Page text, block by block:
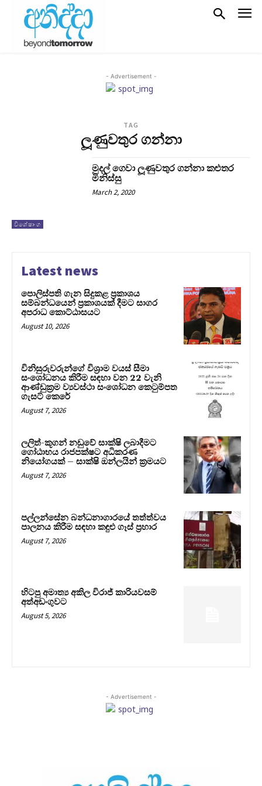
- Advertisement -
TAG
ලූණුවතුර ගන්නා
විශේෂාංග
මුදල් ගෙවා ලූණුවතුර ගන්නා කළුතර
මිනිස්සු
March 2, 2020
Latest news
පොලිස්පති ගැන සිදුකළ ප්‍රකාශය
සම්බන්ධයෙන් ප්‍රකාශයක් දීමට සාගර
අපරාධ කොට්ඨාසයට
August 10, 2026
විනිසුරුවරුන්ගේ විශ්‍රාම වයස් සීමා
සංශෝධනය කිරීම සඳහා වන 22 වැනි
ආණ්ඩුක්‍රම ව්‍යවස්ථා සංශෝධන කෙටුම්පත
ගැසට් කෙරේ
August 7, 2026
ලලිත්-කූගන් නඩුවේ සාක්ෂි ලබාදීමට
ගෝඨාභය රාජපක්ෂට අධිකරණ
නියෝගයක් – සාක්ෂි ඔන්ලයින් ක්‍රමයට
August 7, 2026
පල්ලන්සේන බන්ධනාගාරයේ තත්ත්වය
පාලනය කිරීම සඳහා කඳුළු ගෑස් ප්‍රහාර
August 7, 2026
හිටපු අමාත්‍ය අකිල විරාජ් කාරියවසම්
අත්අඩංගුවට
August 5, 2026
- Advertisement -